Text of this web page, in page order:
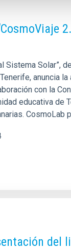
Sistema
anuncia
con la
educativa
CosmoLab
del